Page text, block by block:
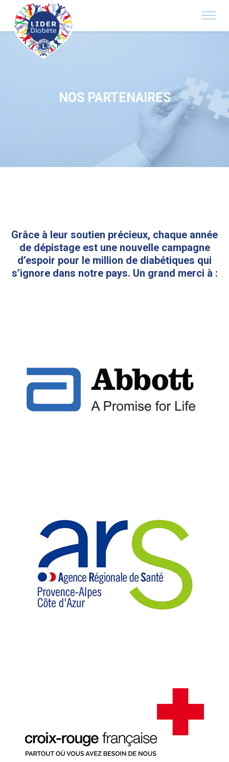
NOS PARTENAIRES
Grâce à leur soutien précieux, chaque année
de dépistage est une nouvelle campagne
d’espoir pour le million de diabétiques qui
s’ignore dans notre pays. Un grand merci à :